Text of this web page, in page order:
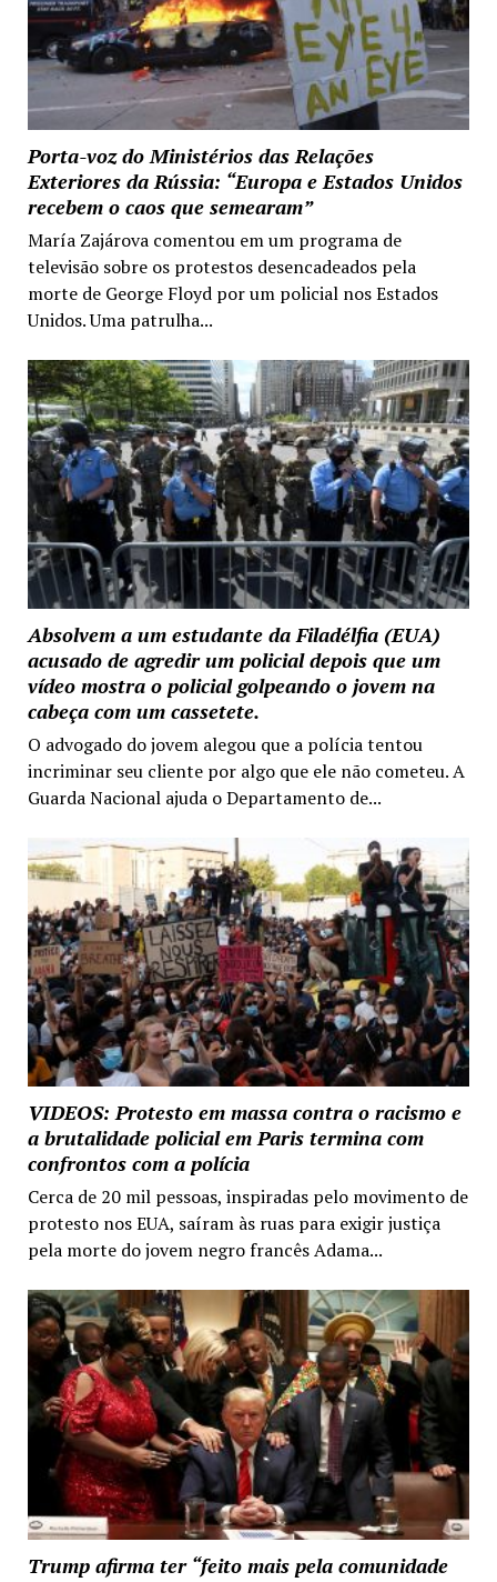
Porta-voz do Ministérios das Relações
Exteriores da Rússia: “Europa e Estados Unidos
recebem o caos que semearam”
María Zajárova comentou em um programa de
televisão sobre os protestos desencadeados pela
morte de George Floyd por um policial nos Estados
Unidos. Uma patrulha...
Absolvem a um estudante da Filadélfia (EUA)
acusado de agredir um policial depois que um
vídeo mostra o policial golpeando o jovem na
cabeça com um cassetete.
O advogado do jovem alegou que a polícia tentou
incriminar seu cliente por algo que ele não cometeu. A
Guarda Nacional ajuda o Departamento de...
VIDEOS: Protesto em massa contra o racismo e
a brutalidade policial em Paris termina com
confrontos com a polícia
Cerca de 20 mil pessoas, inspiradas pelo movimento de
protesto nos EUA, saíram às ruas para exigir justiça
pela morte do jovem negro francês Adama...
Trump afirma ter “feito mais pela comunidade